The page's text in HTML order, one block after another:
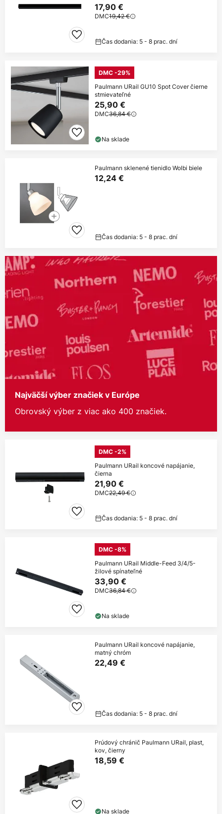
17,90 €
DMC19,42 €
Čas dodania: 5 - 8 prac. dní
DMC -29%
Paulmann URail GU10 Spot Cover čierne
stmievateľné
25,90 €
DMC36,84 €
Na sklade
Paulmann sklenené tienidlo Wolbi biele
12,24 €
Čas dodania: 5 - 8 prac. dní
Najväčší výber značiek v Európe
Obrovský výber z viac ako 400 značiek.
DMC -2%
Paulmann URail koncové napájanie,
čierna
21,90 €
DMC22,49 €
Čas dodania: 5 - 8 prac. dní
DMC -8%
Paulmann URail Middle-Feed 3/4/5-
žilové spínateľné
33,90 €
DMC36,84 €
Na sklade
Paulmann URail koncové napájanie,
matný chróm
22,49 €
Čas dodania: 5 - 8 prac. dní
Prúdový chránič Paulmann URail, plast,
kov, čierny
18,59 €
Na sklade